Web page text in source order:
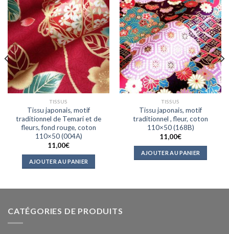
à la liste
d'envies
TISSUS
Tissu japonais, motif
traditionnel de Temari et de
fleurs, fond rouge, coton
110×50 (004A)
11,00€
AJOUTER AU PANIER
à la liste
d'envies
TISSUS
Tissu japonais, motif
traditionnel , fleur, coton
110×50 (168B)
11,00€
AJOUTER AU PANIER
CATÉGORIES DE PRODUITS